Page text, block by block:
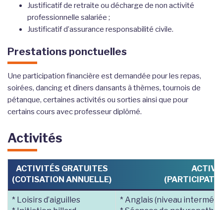
Justificatif de retraite ou décharge de non activité
professionnelle salariée ;
Justificatif d’assurance responsabilité civile.
Prestations ponctuelles
Une participation financière est demandée pour les repas,
soirées, dancing et dîners dansants à thèmes, tournois de
pétanque, certaines activités ou sorties ainsi que pour
certains cours avec professeur diplômé.
Activités
ACTIVITÉS GRATUITES
(COTISATION ANNUELLE)
* Loisirs d’aiguilles
* Anglais (niveau